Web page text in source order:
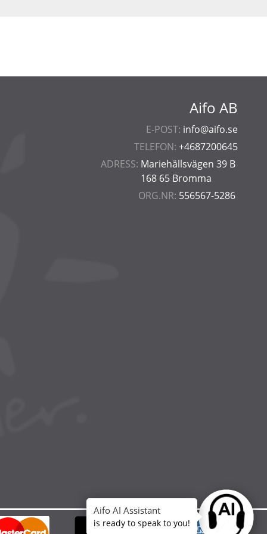
Aifo AB
E-POST: info@aifo.se
TELEFON: +4687200645
ADRESS: Mariehällsvägen 39 B
168 65 Bromma
ORG.NR: 556567-5286
Ask
Aifo AI Assistant
is ready to speak to you!